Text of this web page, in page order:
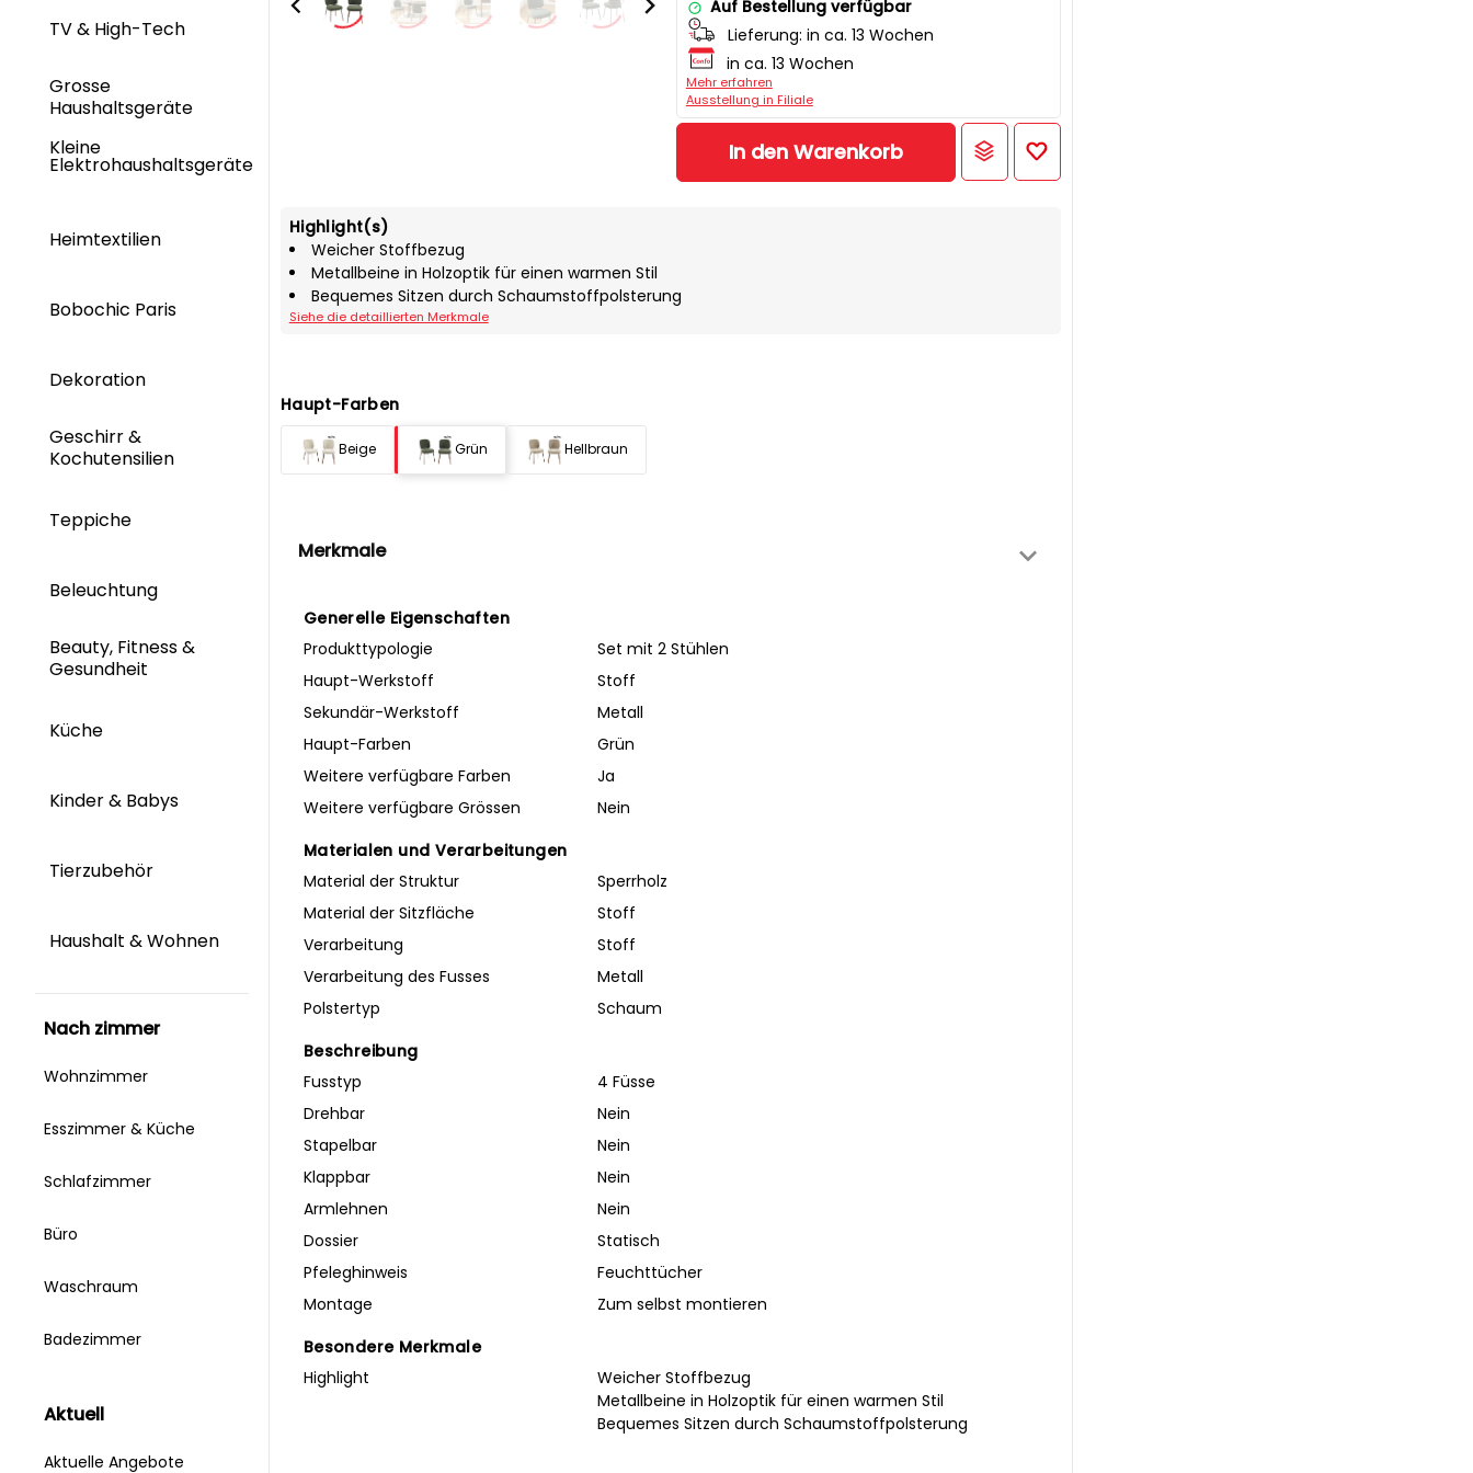
TV & High-Tech
Grosse
Haushaltsgeräte
Kleine
Elektrohaushaltsgeräte
Heimtextilien
Bobochic Paris
Dekoration
Geschirr &
Kochutensilien
Teppiche
Beleuchtung
Beauty, Fitness &
Gesundheit
Küche
Kinder & Babys
Tierzubehör
Haushalt & Wohnen
nach zimmer
Wohnzimmer
Esszimmer & Küche
Schlafzimmer
Büro
Waschraum
Badezimmer
aktuell
Aktuelle Angebote
Auf Bestellung verfügbar
Lieferung: in ca. 13 Wochen
in ca. 13 Wochen
Mehr erfahren
Ausstellung in Filiale
In den Warenkorb
Highlight(s)
Weicher Stoffbezug
Metallbeine in Holzoptik für einen warmen Stil
Bequemes Sitzen durch Schaumstoffpolsterung
Siehe die detaillierten Merkmale
Haupt-Farben
Beige Grün Hellbraun
Merkmale
Generelle Eigenschaften
Produkttypologie
Set mit 2 Stühlen
Haupt-Werkstoff
Stoff
Sekundär-Werkstoff
Metall
Haupt-Farben
Grün
Weitere verfügbare Farben
Ja
Weitere verfügbare Grössen
Nein
Materialen und Verarbeitungen
Material der Struktur
Sperrholz
Material der Sitzfläche
Stoff
Verarbeitung
Stoff
Verarbeitung des Fusses
Metall
Polstertyp
Schaum
Beschreibung
Fusstyp
4 Füsse
Drehbar
Nein
Stapelbar
Nein
Klappbar
Nein
Armlehnen
Nein
Dossier
Statisch
Pfeleghinweis
Feuchttücher
Montage
Zum selbst montieren
Besondere Merkmale
Highlight
Weicher Stoffbezug
Metallbeine in Holzoptik für einen warmen Stil
Bequemes Sitzen durch Schaumstoffpolsterung